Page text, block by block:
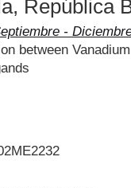
República
-
between